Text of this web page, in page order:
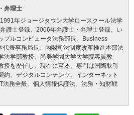
弁理士
年ジョージタウン大学ロースクール法学
護士登録、2006年弁護士・弁理士登録。い
プルコンピュータ法務部長、Business
表事務局長、内閣司法制度改革推進本部法
法学部教授、尚美学園大学大学院客員教
を歴任し、現在に至る。専門は国際取引
約、デジタルコンテンツ、インターネット
法務全般、個人情報保護法、法務・知財戦